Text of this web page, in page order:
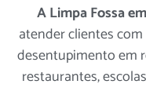
A Limpa Fossa
atender clientes
desentupimento em
restaurantes,